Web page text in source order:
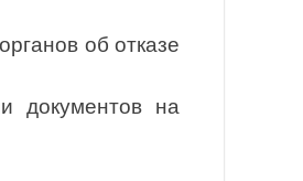
об отказе
документов на